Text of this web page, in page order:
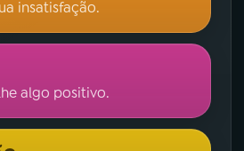
insatisfação.
algo positivo.